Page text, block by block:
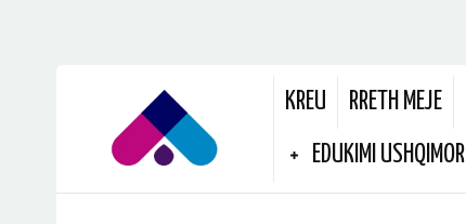
KREU RRETH MEJE
EDUKIMI USHQIMOR